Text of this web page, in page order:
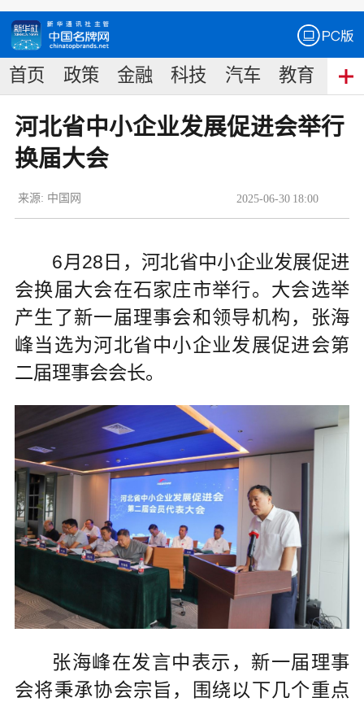
首页 政策 金融 科技 汽车 教育 食
河北省中小企业发展促进会举行
换届大会
2025-06-30 18:00
来源: 中国网
6月28日，河北省中小企业发展促进
会换届大会在石家庄市举行。大会选举
产生了新一届理事会和领导机构，张海
峰当选为河北省中小企业发展促进会第
二届理事会会长。
张海峰在发言中表示，新一届理事
会将秉承协会宗旨，围绕以下几个重点